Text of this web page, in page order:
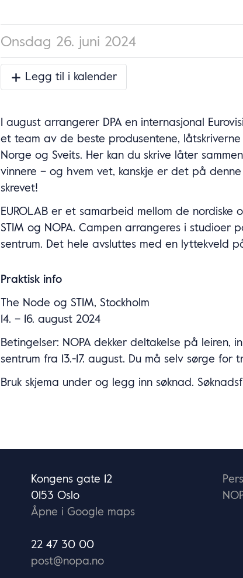
Onsdag 26. juni 2024
Legg til i kalender
I august arrangerer DPA en internasjonal
et team av de beste produsentene,
Norge og Sveits. Her kan du skrive låter
vinnere – og hvem vet, kanskje er det på
skrevet!
EUROLAB er et samarbeid mellom de nordiske
STIM og NOPA. Campen arrangeres i studioer
sentrum. Det hele avsluttes med en lyttekveld
Praktisk info
The Node og STIM, Stockholm
14. – 16. august 2024
Betingelser: NOPA dekker deltakelse på leiren,
sentrum fra 13.-17. august. Du må selv sørge for
Bruk skjema under og legg inn søknad.
Kongens gate 12
0153 Oslo
Åpne i Google maps
22 47 30 00
post@nopa.no